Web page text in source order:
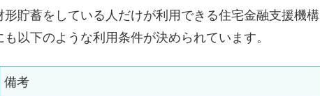
貯蓄をしている人だけが利用できる住宅金融支援機構
以下のような利用条件が決められています。
備考